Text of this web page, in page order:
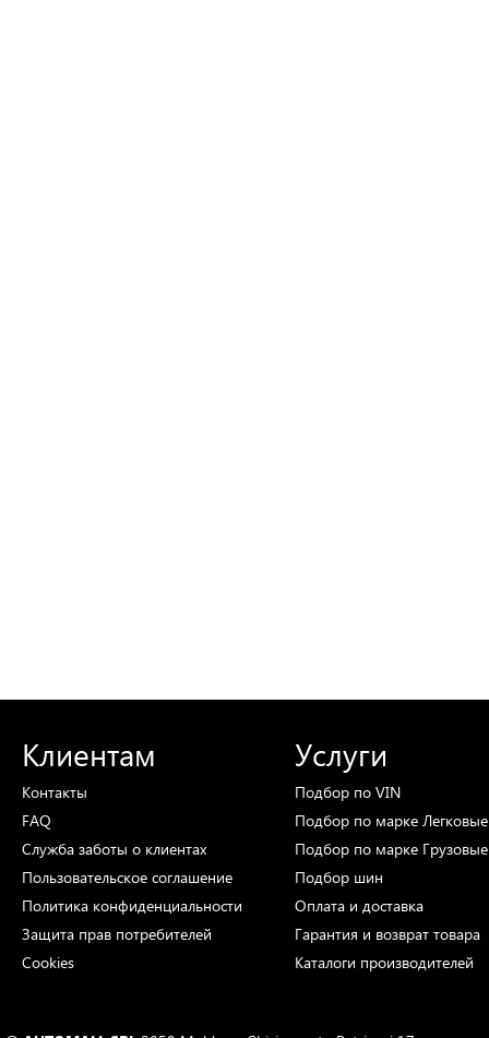
Клиентам
Контакты
FAQ
Служба заботы о клиентах
Пользовательское соглашение
Политика конфиденциальности
Защита прав потребителей
Cookies
Услуги
Подбор по VIN
Подбор по марке
Подбор по марке
Подбор шин
Оплата и доставка
Гарантия и возврат товара
Каталоги производителей